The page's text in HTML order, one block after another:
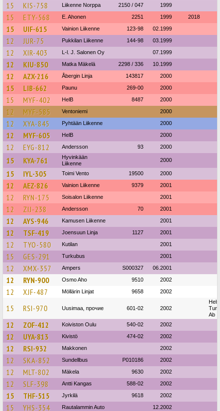
15 KIS-758 Liikenne Norppa 2150 / 047 1999
15 ETY-568 E. Ahonen 2251 1999 2018
15 UIF-615 Vainion Liikenne 123-98 02.1999
12 JUR-75 Pukkilan Liikenne 144-98 03.1999
12 XIR-403 L-l. J. Salonen Oy 07.1999
12 KIU-850 Matka Mäkelä 2298 / 336 10.1999
12 AZX-216 Åbergin Linja 143817 2000
15 LIB-662 Paunu 269-00 2000
15 MYF-402 HelB 8487 2000
12 MYF-585 Ventoniemi 2000
12 XYA-845 Pyhtään Liikenne 2000
12 MYF-605 HelB 2000
12 EYG-812 Andersson 93 2000
15 KYA-761
Hyvinkään
Liikenne
2000
15 IYL-305 Toimi Vento 19500 2000
12 AEZ-826 Vainion Liikenne 9379 2001
12 RYN-175 Soisalon Liikenne 2001
12 ZIJ-238 Andersson 70 2001
12 AYS-946 Kamusen Liikenne 2001
12 TSF-419 Joensuun Linja 1127 2001
12 TYO-580 Kutilan 2001
15 GES-291 Turkubus 2001
12 XMX-357 Ampers S000327 06.2001
12 RYN-900 Osmo Aho 9510 2002
12 XJF-487 Möllärin Linjat 9658 2002
15 RSI-970 Uusimaa, прочие 601-02 2002
Ab
12 ZOF-412 Koiviston Oulu 540-02 2002
12 UYA-813 Kivistö 474-02 2002
12 RSI-932 Makkonen 2002
12 SKA-852 Sundellbus P010186 2002
12 MLT-802 Mäkela 9630 2002
12 SLF-398 Antti Kangas 588-02 2002
15 THF-515 Jyrkilä 9618 2002
15 YHS-354 Rautalammin Auto 12.2002